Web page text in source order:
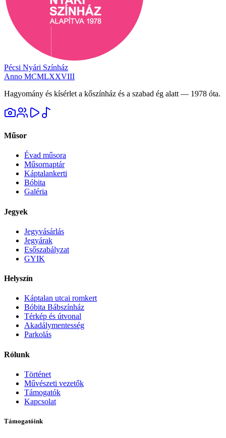
Pécsi Nyári Színház
Anno MCMLXXVIII
Hagyomány és kísérlet a kőszínház és a szabad ég alatt — 1978 óta.
Műsor
Évad műsora
Műsornaptár
Káptalankerti
Bóbita
Galéria
Jegyek
Jegyvásárlás
Jegyárak
Esőszabályzat
GYIK
Helyszín
Káptalan utcai romkert
Bóbita Bábszínház
Térkép és útvonal
Akadálymentesség
Parkolás
Rólunk
Történet
Művészeti vezetők
Támogatók
Kapcsolat
Támogatóink